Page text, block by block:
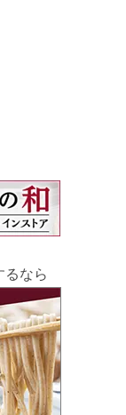
るなら